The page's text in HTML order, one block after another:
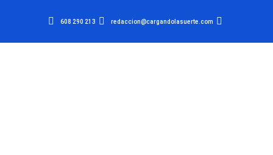
608 290 213 redaccion@cargandolasuerte.com